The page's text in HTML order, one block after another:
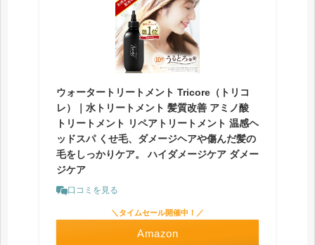
ウォータートリートメント Tricore（トリコ
レ）｜水トリートメント 髪質改善 アミノ酸
トリートメント リペアトリートメント 温感ヘ
ッドスパ くせ毛、ダメージヘアや傷んだ髪の
毛をしっかりケア。 ハイダメージケア ダメー
ジケア
口コミを見る
＼タイムセール開催中！／
Amazon